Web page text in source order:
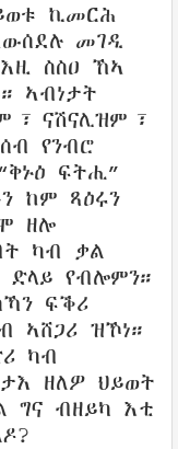
ኪመርሕ
መገዲ
ስስዐ ኸኣ
ኣብነታት
ናሽናሊዝም፣
የንብሮ
ፍትሒ”
ከም ጻዕሩን
ዘሎ
ካብ ቃል
የብሎምን።
ፍቕሪ
ኣሸጋሪ ዝኾነ።
ካብ
ዘለዎ ህይወት
ግና ብዘይካ እቲ